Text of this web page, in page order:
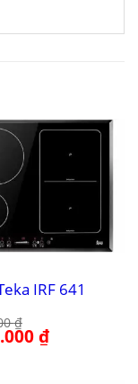
IRF 641
₫
₫Giá
hiện